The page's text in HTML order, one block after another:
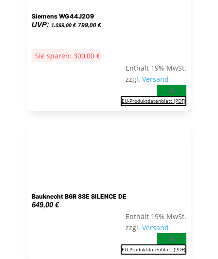
Siemens WG44J209
UVP: 1.099,00€ Ursprünglicher
1.099,00 €
799,00 €Aktueller
Sie sparen: 300,00 €
Enthält 19% MwSt.
zzgl.Versand
A
EU-Produktdatenblatt (PDF)
Bauknecht B6R 88E SILENCE DE
649,00€
Enthält 19% MwSt.
zzgl.Versand
A
EU-Produktdatenblatt (PDF)